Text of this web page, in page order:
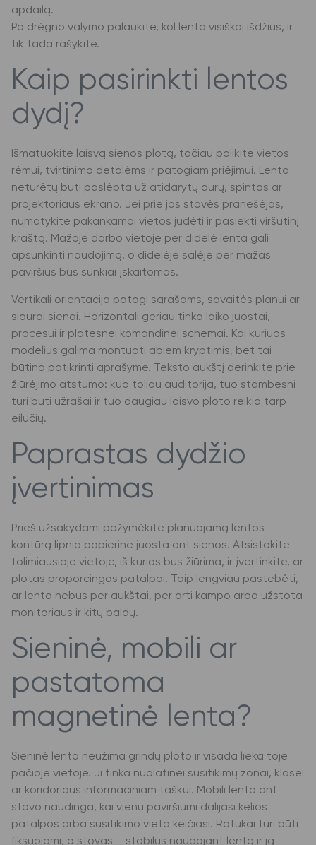
apdailą.
Po drėgno valymo palaukite, kol lenta visiškai išdžius, ir
tik tada rašykite.
Kaip pasirinkti lentos
dydį?
Išmatuokite laisvą sienos plotą, tačiau palikite vietos
rėmui, tvirtinimo detalėms ir patogiam priėjimui. Lenta
neturėtų būti paslėpta už atidarytų durų, spintos ar
projektoriaus ekrano. Jei prie jos stovės pranešėjas,
numatykite pakankamai vietos judėti ir pasiekti viršutinį
kraštą. Mažoje darbo vietoje per didelė lenta gali
apsunkinti naudojimą, o didelėje salėje per mažas
paviršius bus sunkiai įskaitomas.
Vertikali orientacija patogi sąrašams, savaitės planui ar
siaurai sienai. Horizontali geriau tinka laiko juostai,
procesui ir platesnei komandinei schemai. Kai kuriuos
modelius galima montuoti abiem kryptimis, bet tai
būtina patikrinti aprašyme. Teksto aukštį derinkite prie
žiūrėjimo atstumo: kuo toliau auditorija, tuo stambesni
turi būti užrašai ir tuo daugiau laisvo ploto reikia tarp
eilučių.
Paprastas dydžio
įvertinimas
Prieš užsakydami pažymėkite planuojamą lentos
kontūrą lipnia popierine juosta ant sienos. Atsistokite
tolimiausioje vietoje, iš kurios bus žiūrima, ir įvertinkite, ar
plotas proporcingas patalpai. Taip lengviau pastebėti,
ar lenta nebus per aukštai, per arti kampo arba užstota
monitoriaus ir kitų baldų.
Sieninė, mobili ar
pastatoma
magnetinė lenta?
Sieninė lenta neužima grindų ploto ir visada lieka toje
pačioje vietoje. Ji tinka nuolatinei susitikimų zonai, klasei
ar koridoriaus informaciniam taškui. Mobili lenta ant
stovo naudinga, kai vienu paviršiumi dalijasi kelios
patalpos arba susitikimo vieta keičiasi. Ratukai turi būti
fiksuojami, o stovas – stabilus naudojant lentą ir ją